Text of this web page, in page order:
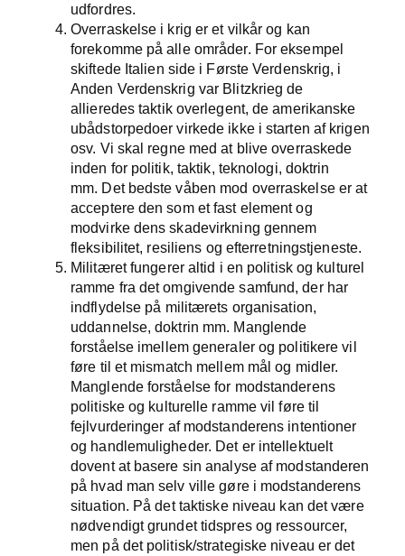
udfordres.
Overraskelse i krig er et vilkår og kan
forekomme på alle områder. For eksempel
skiftede Italien side i Første Verdenskrig, i
Anden Verdenskrig var Blitzkrieg de
allieredes taktik overlegent, de amerikanske
ubådstorpedoer virkede ikke i starten af krigen
osv. Vi skal regne med at blive overraskede
inden for politik, taktik, teknologi, doktrin
mm. Det bedste våben mod overraskelse er at
acceptere den som et fast element og
modvirke dens skadevirkning gennem
fleksibilitet, resiliens og efterretningstjeneste.
Militæret fungerer altid i en politisk og kulturel
ramme fra det omgivende samfund, der har
indflydelse på militærets organisation,
uddannelse, doktrin mm. Manglende
forståelse imellem generaler og politikere vil
føre til et mismatch mellem mål og midler.
Manglende forståelse for modstanderens
politiske og kulturelle ramme vil føre til
fejlvurderinger af modstanderens intentioner
og handlemuligheder. Det er intellektuelt
dovent at basere sin analyse af modstanderen
på hvad man selv ville gøre i modstanderens
situation. På det taktiske niveau kan det være
nødvendigt grundet tidspres og ressourcer,
men på det politisk/strategiske niveau er det